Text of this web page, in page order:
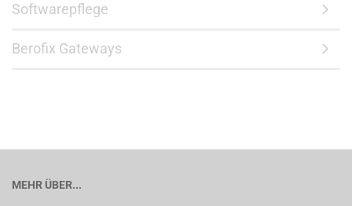
Softwarepflege
Berofix Gateways
MEHR ÜBER...